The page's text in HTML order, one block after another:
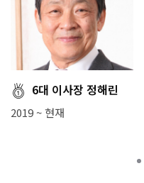
6대 이사장 정해린
2019 ~ 현재